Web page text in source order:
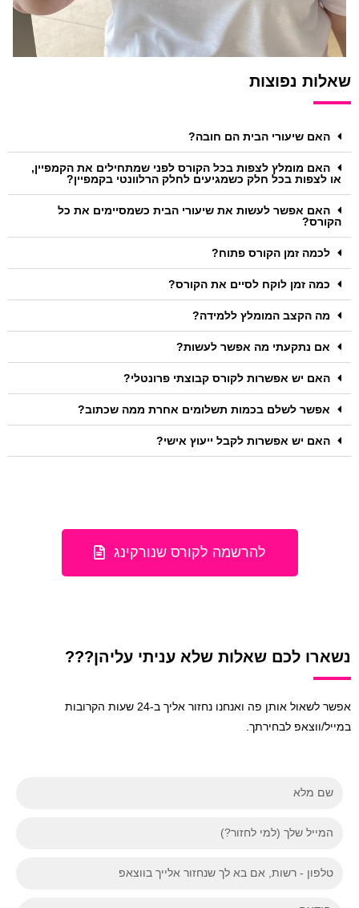
שאלות נפוצות
האם שיעורי הבית הם חובה?
האם מומלץ לצפות בכל הקורס לפני שמתחילים את הקמפיין,
או לצפות בכל חלק כשמגיעים לחלק הרלוונטי בקמפיין?
האם אפשר לעשות את שיעורי הבית כשמסיימים את כל
הקורס?
לכמה זמן הקורס פתוח?
כמה זמן לוקח לסיים את הקורס?
מה הקצב המומלץ ללמידה?
אם נתקעתי מה אפשר לעשות?
האם יש אפשרות לקורס קבוצתי פרונטלי?
אפשר לשלם בכמות תשלומים אחרת ממה שכתוב?
האם יש אפשרות לקבל ייעוץ אישי?
להרשמה לקורס שנורקינג
נשארו לכם שאלות שלא עניתי עליהן???
אפשר לשאול אותן פה ואנחנו נחזור אליך ב-24 שעות הקרובות
במייל/ווצאפ לבחירתך.